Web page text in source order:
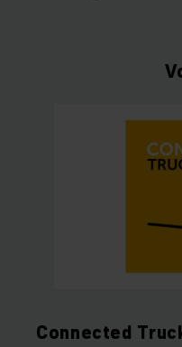
Connected